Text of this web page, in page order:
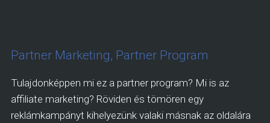
Partner Marketing, Partner Program
Tulajdonképpen mi ez a partner program? Mi is az
affiliate marketing? Röviden és tömören egy
reklámkampányt kihelyezünk valaki másnak az oldalára